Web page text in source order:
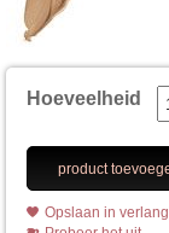
Hoeveelheid
product
Opslaan in